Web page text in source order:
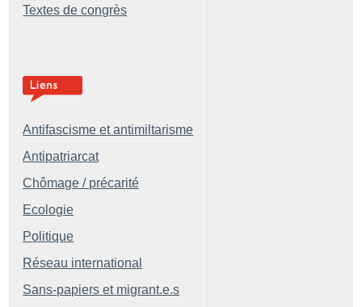
Textes de congrès
Antifascisme et antimiltarisme
Antipatriarcat
Chômage / précarité
Ecologie
Politique
Réseau international
Sans-papiers et migrant.e.s